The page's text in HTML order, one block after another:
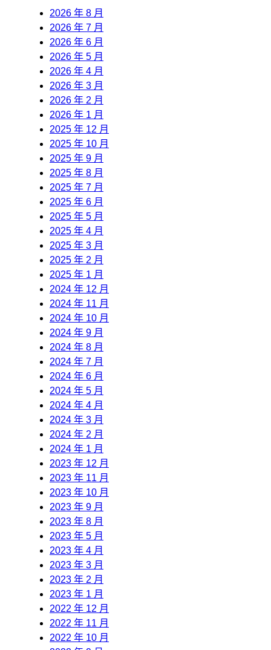
2026 年 8 月
2026 年 7 月
2026 年 6 月
2026 年 5 月
2026 年 4 月
2026 年 3 月
2026 年 2 月
2026 年 1 月
2025 年 12 月
2025 年 10 月
2025 年 9 月
2025 年 8 月
2025 年 7 月
2025 年 6 月
2025 年 5 月
2025 年 4 月
2025 年 3 月
2025 年 2 月
2025 年 1 月
2024 年 12 月
2024 年 11 月
2024 年 10 月
2024 年 9 月
2024 年 8 月
2024 年 7 月
2024 年 6 月
2024 年 5 月
2024 年 4 月
2024 年 3 月
2024 年 2 月
2024 年 1 月
2023 年 12 月
2023 年 11 月
2023 年 10 月
2023 年 9 月
2023 年 8 月
2023 年 5 月
2023 年 4 月
2023 年 3 月
2023 年 2 月
2023 年 1 月
2022 年 12 月
2022 年 11 月
2022 年 10 月